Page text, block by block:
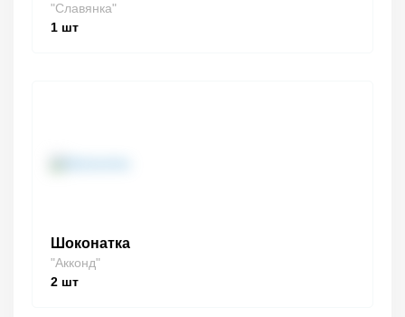
"Славянка"
1 шт
Шоконатка
"Акконд"
2 шт